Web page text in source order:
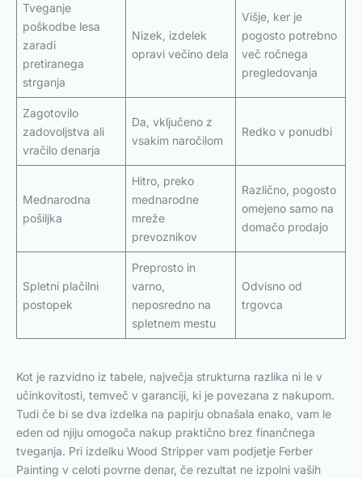
Tveganje
poškodbe lesa
zaradi
pretiranega
strganja
Nizek, izdelek
opravi večino dela
Višje, ker je
pogosto potrebno
več ročnega
pregledovanja
Zagotovilo
zadovoljstva ali
vračilo denarja
Da, vključeno z
vsakim naročilom
Redko v ponudbi
Mednarodna
pošiljka
Hitro, preko
mednarodne
mreže
prevoznikov
Različno, pogosto
omejeno samo na
domačo prodajo
Spletni plačilni
postopek
Preprosto in
varno,
neposredno na
spletnem mestu
Odvisno od
trgovca
Kot je razvidno iz tabele, največja strukturna razlika ni le v
učinkovitosti, temveč v garanciji, ki je povezana z nakupom.
Tudi če bi se dva izdelka na papirju obnašala enako, vam le
eden od njiju omogoča nakup praktično brez finančnega
tveganja. Pri izdelku Wood Stripper vam podjetje Ferber
Painting v celoti povrne denar, če rezultat ne izpolni vaših